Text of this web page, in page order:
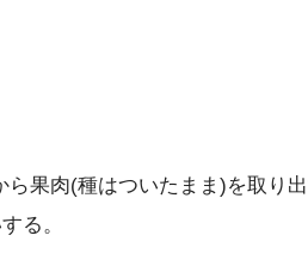
果肉(種はついたまま)を取り
る。